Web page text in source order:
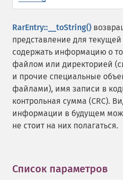
RarEntry::__toString()
представление для
содержать информацию о
файлом или директорией
и прочие специальные
файлами), имя записи в
контрольная сумма (CRC).
информации в будущем
не стоит на них полагаться.
Список параметров